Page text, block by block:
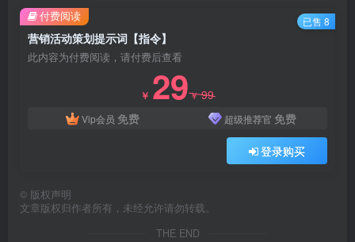
营销活动策划提示词【指令】
此内容为付费阅读，请付费后查看
￥ 29￥99
Vip会员 免费 超级推荐官 免费
登录购买
付费阅读 已售 8
© 版权声明
文章版权归作者所有，未经允许请勿转载。
THE END